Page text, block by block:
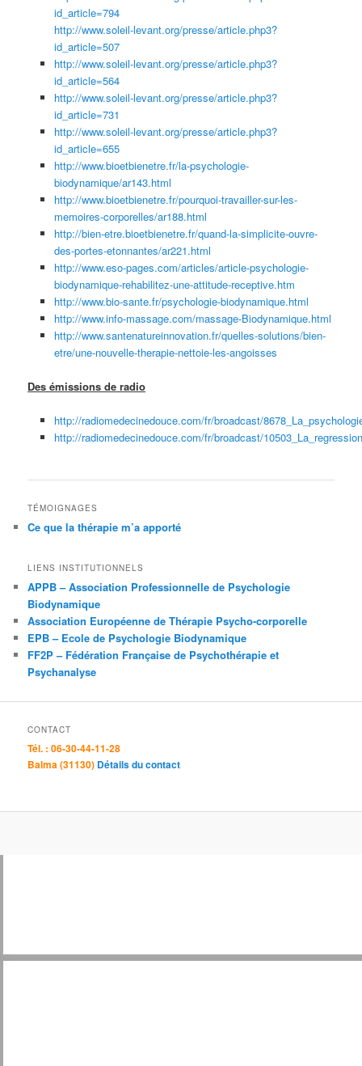
id_article=794
http://www.soleil-levant.org/presse/article.php3?
id_article=507
http://www.soleil-levant.org/presse/article.php3?
id_article=564
http://www.soleil-levant.org/presse/article.php3?
id_article=731
http://www.soleil-levant.org/presse/article.php3?
id_article=655
http://www.bioetbienetre.fr/la-psychologie-
biodynamique/ar143.html
http://www.bioetbienetre.fr/pourquoi-travailler-sur-les-
memoires-corporelles/ar188.html
http://bien-etre.bioetbienetre.fr/quand-la-simplicite-ouvre-
des-portes-etonnantes/ar221.html
http://www.eso-pages.com/articles/article-psychologie-
biodynamique-rehabilitez-une-attitude-receptive.htm
http://www.bio-sante.fr/psychologie-biodynamique.html
http://www.info-massage.com/massage-Biodynamique.html
http://www.santenatureinnovation.fr/quelles-solutions/bien-
etre/une-nouvelle-therapie-nettoie-les-angoisses
Des émissions de radio
http://radiomedecinedouce.com/fr/broadcast/
http://radiomedecinedouce.com/fr/broadcast/
TÉMOIGNAGES
Ce que la thérapie m’a apporté
LIENS INSTITUTIONNELS
APPB – Association Professionnelle de Psychologie
Biodynamique
Association Européenne de Thérapie Psycho-corporelle
EPB – Ecole de Psychologie Biodynamique
FF2P – Fédération Française de Psychothérapie et
Psychanalyse
CONTACT
Tél. : 06-30-44-11-28
Balma (31130) Détails du contact